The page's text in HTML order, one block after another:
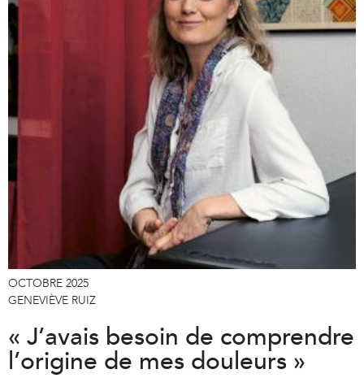
OCTOBRE 2025
GENEVIÈVE RUIZ
« J’avais besoin de comprendre
l’origine de mes douleurs »